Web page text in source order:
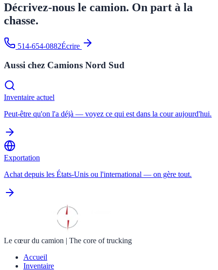
Décrivez-nous le camion. On part à la
chasse.
514-654-0882Écrire
Aussi chez Camions Nord Sud
Inventaire actuel
Peut-être qu'on l'a déjà — voyez ce qui est dans la cour aujourd'hui.
Exportation
Achat depuis les États-Unis ou l'international — on gère tout.
Le cœur du camion | The core of trucking
Accueil
Inventaire